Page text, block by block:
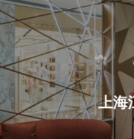
节假日正常营业！
上海